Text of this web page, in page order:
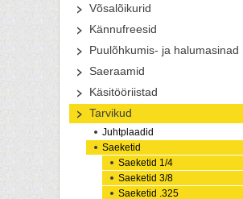
Võsalõikurid
Kännufreesid
Puulõhkumis- ja halumasinad
Saeraamid
Käsitööriistad
Tarvikud
Juhtplaadid
Saeketid
Saeketid 1/4
Saeketid 3/8
Saeketid .325